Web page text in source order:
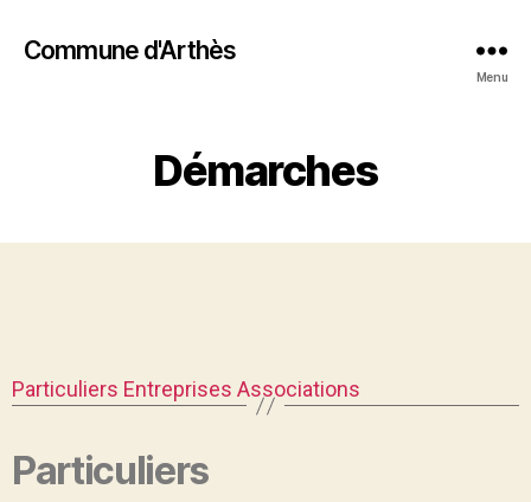
Commune d'Arthès
Menu
Démarches
Particuliers Entreprises Associations
Particuliers